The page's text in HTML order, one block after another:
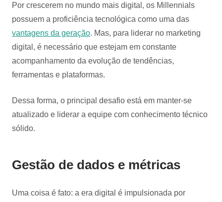
Por crescerem no mundo mais digital, os Millennials
possuem a proficiência tecnológica como uma das
vantagens da geração. Mas, para liderar no marketing
digital, é necessário que estejam em constante
acompanhamento da evolução de tendências,
ferramentas e plataformas.
Dessa forma, o principal desafio está em manter-se
atualizado e liderar a equipe com conhecimento técnico
sólido.
Gestão de dados e métricas
Uma coisa é fato: a era digital é impulsionada por